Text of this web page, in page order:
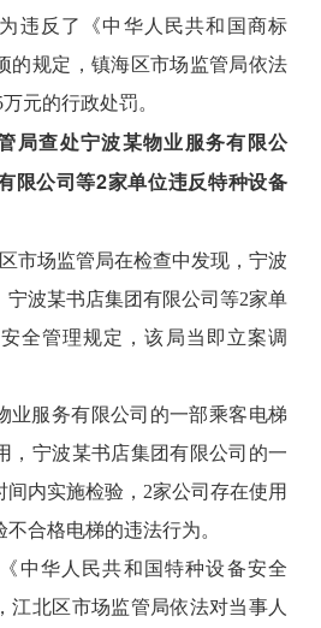
违反了《中华人民共和国商标
的规定，镇海区市场监管局依法
元的行政处罚。
局查处宁波某物业服务有限公
限公司等2家单位违反特种设备
市场监管局在检查中发现，宁波
宁波某书店集团有限公司等2家单
全管理规定，该局当即立案调
业服务有限公司的一部乘客电梯
，宁波某书店集团有限公司的一
内实施检验，2家公司存在使用
合格电梯的违法行为。
中华人民共和国特种设备安全
江北区市场监管局依法对当事人